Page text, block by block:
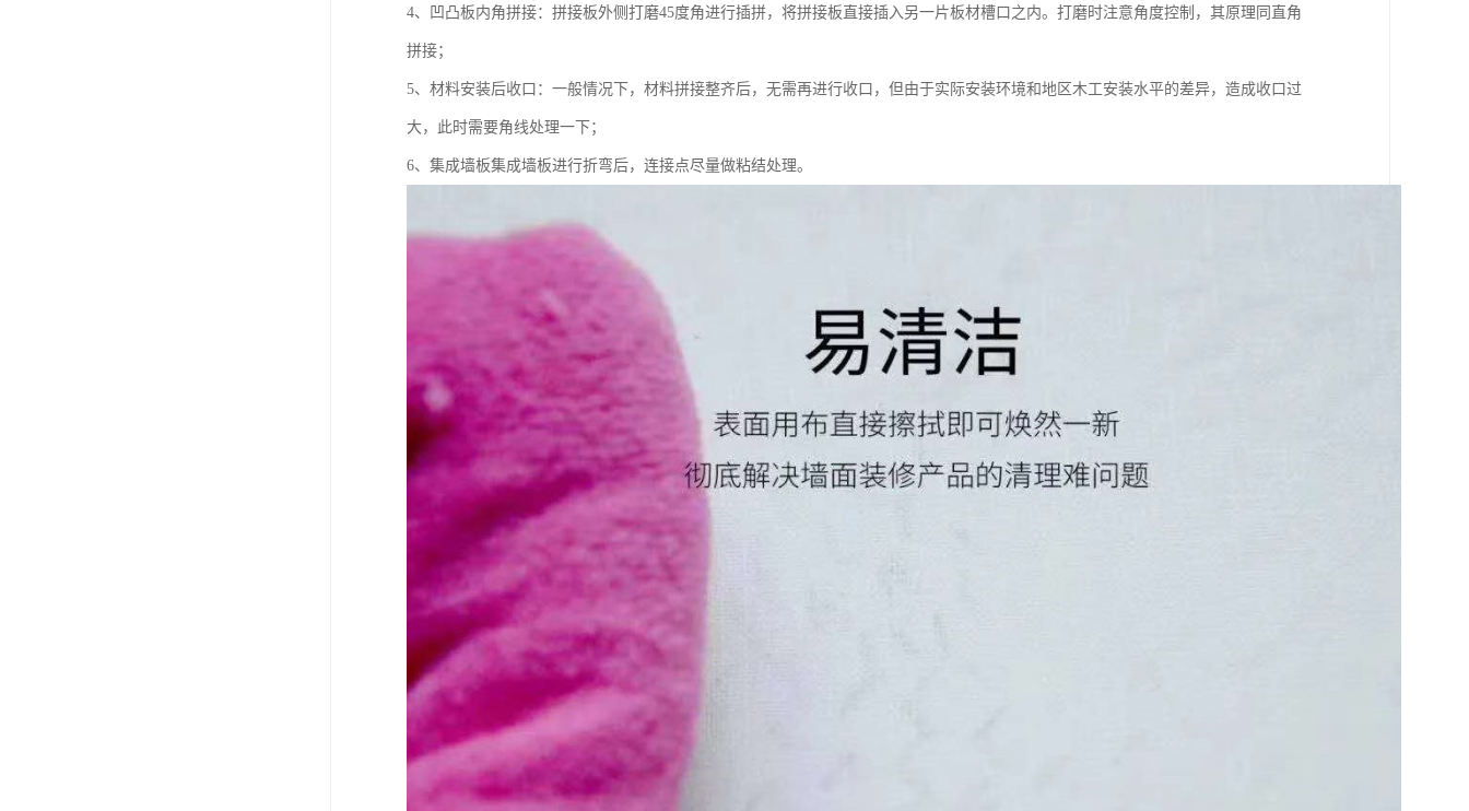
4、凹凸板内角拼接：拼接板外侧打磨45度角进行插拼，将拼接板直接插入另一片板材槽口之内。打磨时注意角度控制，其原理同直角
拼接；
5、材料安装后收口：一般情况下，材料拼接整齐后，无需再进行收口，但由于实际安装环境和地区木工安装水平的差异，造成收口过
大，此时需要角线处理一下；
6、集成墙板集成墙板进行折弯后，连接点尽量做粘结处理。